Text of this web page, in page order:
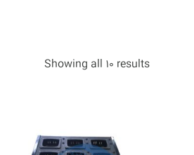
Showing all 10 results